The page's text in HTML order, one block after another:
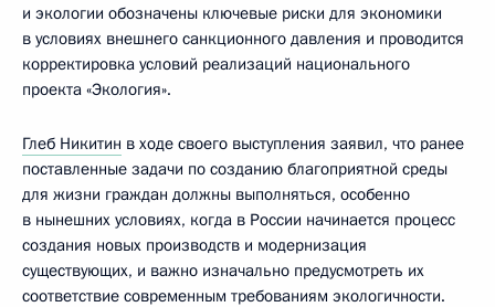
и экологии обозначены ключевые риски для экономики
в условиях внешнего санкционного давления и проводится
корректировка условий реализаций национального
проекта «Экология».
Глеб Никитин в ходе своего выступления заявил, что ранее
поставленные задачи по созданию благоприятной среды
для жизни граждан должны выполняться, особенно
в нынешних условиях, когда в России начинается процесс
создания новых производств и модернизация
существующих, и важно изначально предусмотреть их
соответствие современным требованиям экологичности.